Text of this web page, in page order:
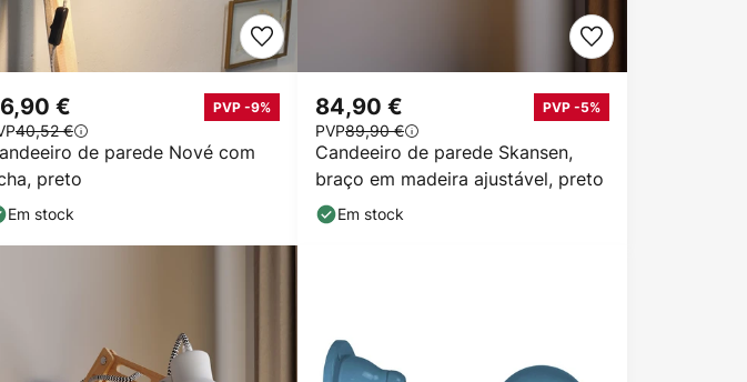
de parede Nové com
preto
€ PVP -9%
40,52 €
Em stock
Candeeiro de parede Skansen,
braço em madeira ajustável, preto
84,90 € PVP -5%
PVP89,90 €
Em stock